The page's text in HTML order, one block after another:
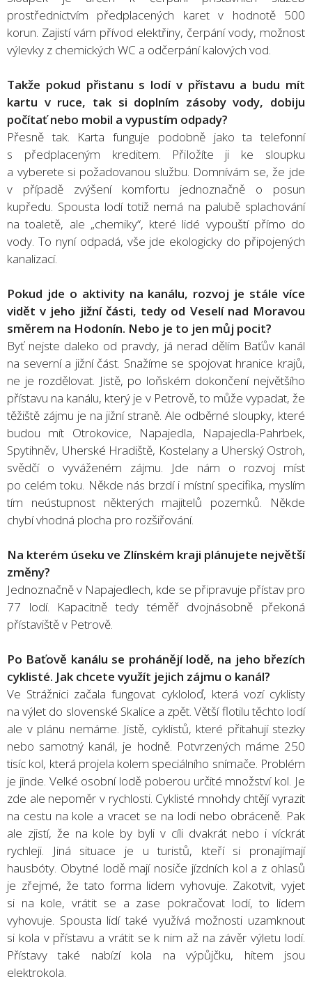
prostřednictvím předplacených karet v hodnotě 500
korun. Zajistí vám přívod elektřiny, čerpání vody, možnost
výlevky z chemických WC a odčerpání kalových vod.
Takže pokud přistanu s lodí v přístavu a budu mít
kartu v ruce, tak si doplním zásoby vody, dobiju
počítať nebo mobil a vypustím odpady?
Přesně tak. Karta funguje podobně jako ta telefonní
s předplaceným kreditem. Přiložíte ji ke sloupku
a vyberete si požadovanou službu. Domnívám se, že jde
v případě zvýšení komfortu jednoznačně o posun
kupředu. Spousta lodí totiž nemá na palubě splachování
na toaletě, ale „chemiky“, které lidé vypouští přímo do
vody. To nyní odpadá, vše jde ekologicky do připojených
kanalizací.
Pokud jde o aktivity na kanálu, rozvoj je stále více
vidět v jeho jižní části, tedy od Veselí nad Moravou
směrem na Hodonín. Nebo je to jen můj pocit?
Byť nejste daleko od pravdy, já nerad dělím Baťův kanál
na severní a jižní část. Snažíme se spojovat hranice krajů,
ne je rozdělovat. Jistě, po loňském dokončení největšího
přístavu na kanálu, který je v Petrově, to může vypadat, že
těžiště zájmu je na jižní straně. Ale odběrné sloupky, které
budou mít Otrokovice, Napajedla, Napajedla-Pahrbek,
Spytihněv, Uherské Hradiště, Kostelany a Uherský Ostroh,
svědčí o vyváženém zájmu. Jde nám o rozvoj míst
po celém toku. Někde nás brzdí i místní specifika, myslím
tím neústupnost některých majitelů pozemků. Někde
chybí vhodná plocha pro rozšiřování.
Na kterém úseku ve Zlínském kraji plánujete největší
změny?
Jednoznačně v Napajedlech, kde se připravuje přístav pro
77 lodí. Kapacitně tedy téměř dvojnásobně překoná
přístaviště v Petrově.
Po Baťově kanálu se prohánějí lodě, na jeho březích
cyklisté. Jak chcete využít jejich zájmu o kanál?
Ve Strážnici začala fungovat cykloloď, která vozí cyklisty
na výlet do slovenské Skalice a zpět. Větší flotilu těchto lodí
ale v plánu nemáme. Jistě, cyklistů, které přitahují stezky
nebo samotný kanál, je hodně. Potvrzených máme 250
tisíc kol, která projela kolem speciálního snímače. Problém
je jinde. Velké osobní lodě poberou určité množství kol. Je
zde ale nepoměr v rychlosti. Cyklisté mnohdy chtějí vyrazit
na cestu na kole a vracet se na lodi nebo obráceně. Pak
ale zjistí, že na kole by byli v cíli dvakrát nebo i víckrát
rychleji. Jiná situace je u turistů, kteří si pronajímají
hausbóty. Obytné lodě mají nosiče jízdních kol a z ohlasů
je zřejmé, že tato forma lidem vyhovuje. Zakotvit, vyjet
si na kole, vrátit se a zase pokračovat lodí, to lidem
vyhovuje. Spousta lidí také využívá možnosti uzamknout
si kola v přístavu a vrátit se k nim až na závěr výletu lodí.
Přístavy také nabízí kola na výpůjčku, hitem jsou
elektrokola.